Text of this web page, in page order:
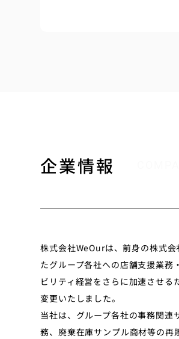
企業情報
株式会社WeOurは、前身の株式
たグループ各社への店舗支援業務
ビリティ経営をさらに加速させ
変更いたしました。
当社は、グループ各社の事務関
務、廃棄在庫サンプル商材等の再